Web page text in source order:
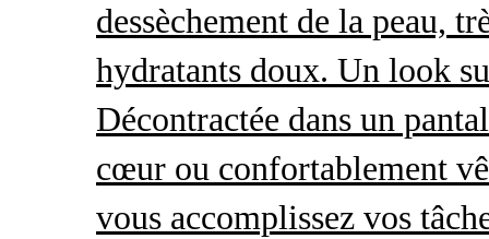
dessèchement de la peau,
hydratants doux. Un look
Décontractée dans un
cœur ou confortablement
vous accomplissez vos